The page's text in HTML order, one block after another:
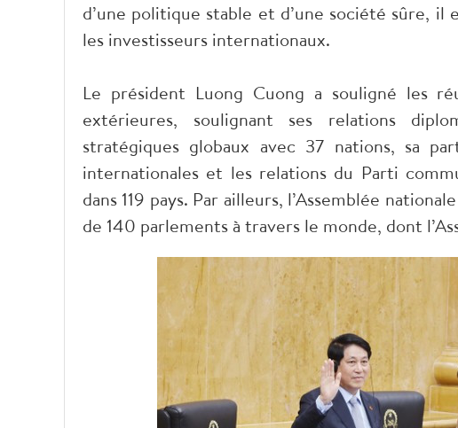
d’une politique stable et d’une société sûre,
les investisseurs internationaux.
Le président Luong Cuong a souligné les
extérieures, soulignant ses relations
stratégiques globaux avec 37 nations, sa
internationales et les relations du Parti
dans 119 pays. Par ailleurs, l’Assemblée
de 140 parlements à travers le monde, dont